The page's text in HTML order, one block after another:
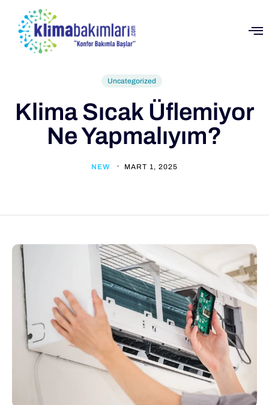
Uncategorized
Klima Sıcak Üflemiyor
Ne Yapmalıyım?
NEW MART 1, 2025